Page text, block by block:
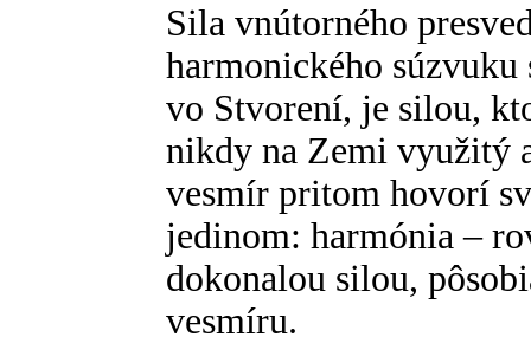
Sila vnútorného
harmonického
vo Stvorení, je silou,
nikdy na Zemi využitý
vesmír pritom hovorí
jedinom: harmónia –
dokonalou silou,
vesmíru.